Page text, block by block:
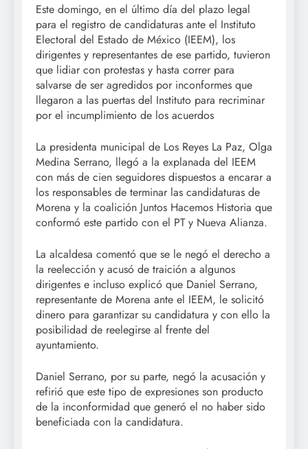
Este domingo, en el último día del plazo legal
para el registro de candidaturas ante el Instituto
Electoral del Estado de México (IEEM), los
dirigentes y representantes de ese partido, tuvieron
que lidiar con protestas y hasta correr para
salvarse de ser agredidos por inconformes que
llegaron a las puertas del Instituto para recriminar
por el incumplimiento de los acuerdos
La presidenta municipal de Los Reyes La Paz, Olga
Medina Serrano, llegó a la explanada del IEEM
con más de cien seguidores dispuestos a encarar a
los responsables de terminar las candidaturas de
Morena y la coalición Juntos Hacemos Historia que
conformó este partido con el PT y Nueva Alianza.
La alcaldesa comentó que se le negó el derecho a
la reelección y acusó de traición a algunos
dirigentes e incluso explicó que Daniel Serrano,
representante de Morena ante el IEEM, le solicitó
dinero para garantizar su candidatura y con ello la
posibilidad de reelegirse al frente del
ayuntamiento.
Daniel Serrano, por su parte, negó la acusación y
refirió que este tipo de expresiones son producto
de la inconformidad que generó el no haber sido
beneficiada con la candidatura.